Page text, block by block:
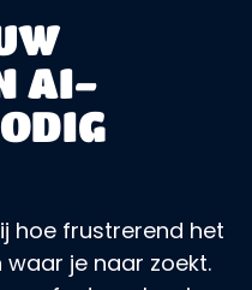
AI-
hoe frustrerend het
je naar zoekt.